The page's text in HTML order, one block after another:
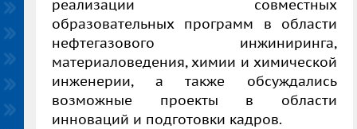
реализации совместных
образовательных программ в области
нефтегазового инжиниринга,
материаловедения, химии и химической
инженерии, а также обсуждались
возможные проекты в области
инноваций и подготовки кадров.